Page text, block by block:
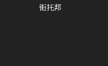
街托邦